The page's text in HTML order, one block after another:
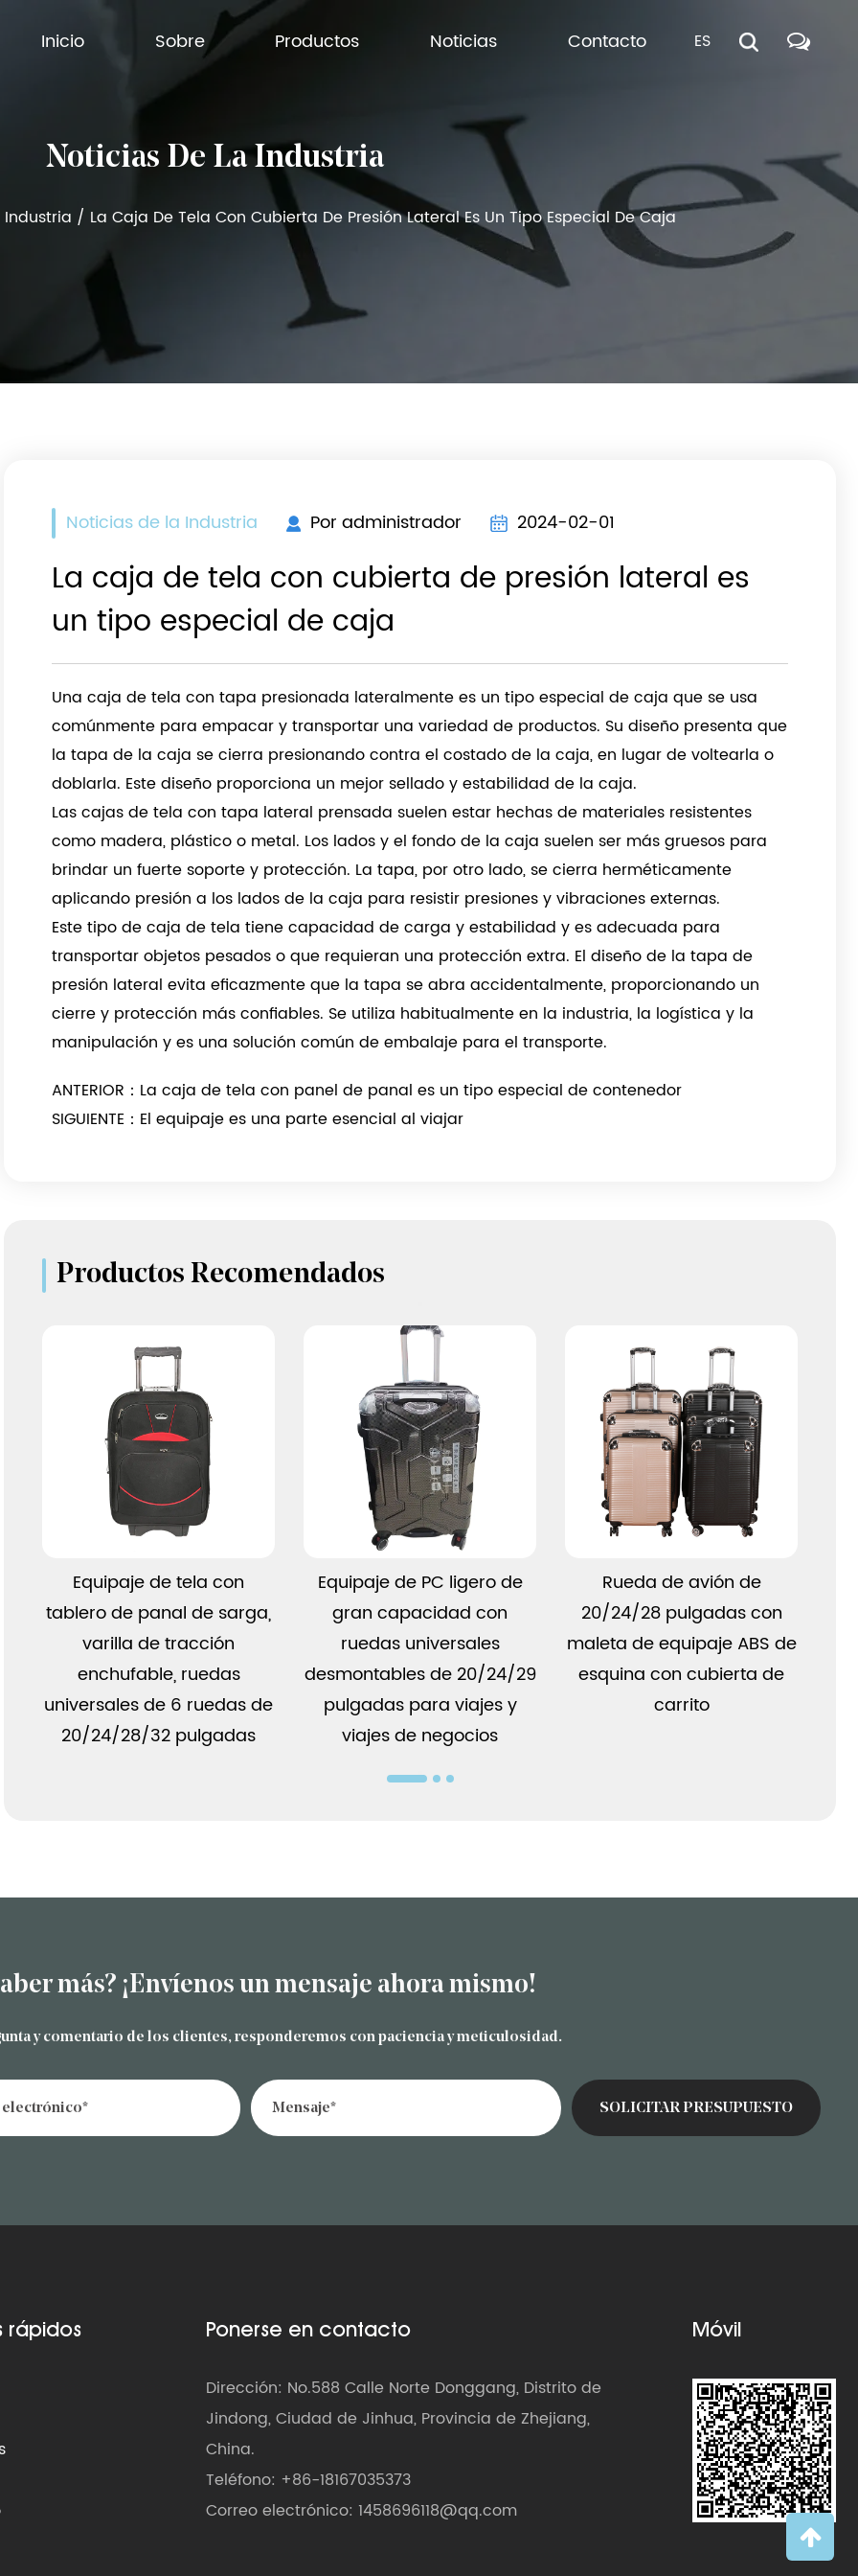
Inicio Sobre Productos Noticias Contacto ES
Noticias De La Industria
Industria / La Caja De Tela Con Cubierta De Presión Lateral Es Un Tipo Especial De Caja
Noticias de la Industria Por administrador 2024-02-01
La caja de tela con cubierta de presión lateral es
un tipo especial de caja
Una caja de tela con tapa presionada lateralmente es un tipo especial de caja que se usa
comúnmente para empacar y transportar una variedad de productos. Su diseño presenta que
la tapa de la caja se cierra presionando contra el costado de la caja, en lugar de voltearla o
doblarla. Este diseño proporciona un mejor sellado y estabilidad de la caja.
Las cajas de tela con tapa lateral prensada suelen estar hechas de materiales resistentes
como madera, plástico o metal. Los lados y el fondo de la caja suelen ser más gruesos para
brindar un fuerte soporte y protección. La tapa, por otro lado, se cierra herméticamente
aplicando presión a los lados de la caja para resistir presiones y vibraciones externas.
Este tipo de caja de tela tiene capacidad de carga y estabilidad y es adecuada para
transportar objetos pesados ​​o que requieran una protección extra. El diseño de la tapa de
presión lateral evita eficazmente que la tapa se abra accidentalmente, proporcionando un
cierre y protección más confiables. Se utiliza habitualmente en la industria, la logística y la
manipulación y es una solución común de embalaje para el transporte.
ANTERIOR：La caja de tela con panel de panal es un tipo especial de contenedor
SIGUIENTE：El equipaje es una parte esencial al viajar
Productos Recomendados
Ver más
Equipaje de tela con
tablero de panal de sarga,
varilla de tracción
enchufable, ruedas
universales de 6 ruedas de
20/24/28/32 pulgadas
Ver más
Equipaje de PC ligero de
gran capacidad con
ruedas universales
desmontables de 20/24/29
pulgadas para viajes y
viajes de negocios
Ver más
Rueda de avión de
20/24/28 pulgadas con
maleta de equipaje ABS de
esquina con cubierta de
carrito
más? ¡Envíenos un mensaje ahora mismo!
y comentario de los clientes, responderemos con paciencia y meticulosidad.
rápidos Ponerse en contacto
Dirección: No.588 Calle Norte Donggang, Distrito de
Jindong, Ciudad de Jinhua, Provincia de Zhejiang,
China.
Teléfono: +86-18167035373
Correo electrónico: 1458696118@qq.com
Móvil